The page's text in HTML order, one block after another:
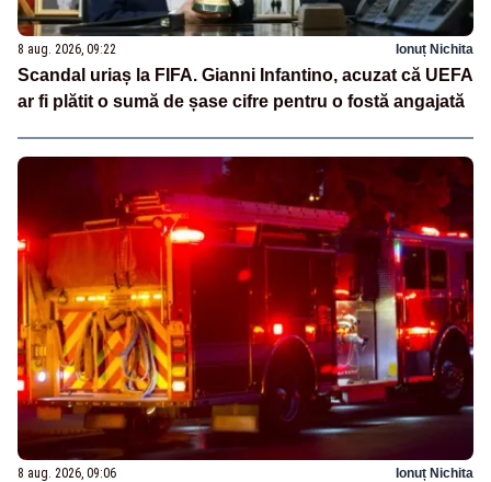
8 aug. 2026, 09:22 Ionuț Nichita
Scandal uriaș la FIFA. Gianni Infantino, acuzat că UEFA
ar fi plătit o sumă de șase cifre pentru o fostă angajată
8 aug. 2026, 09:06 Ionuț Nichita